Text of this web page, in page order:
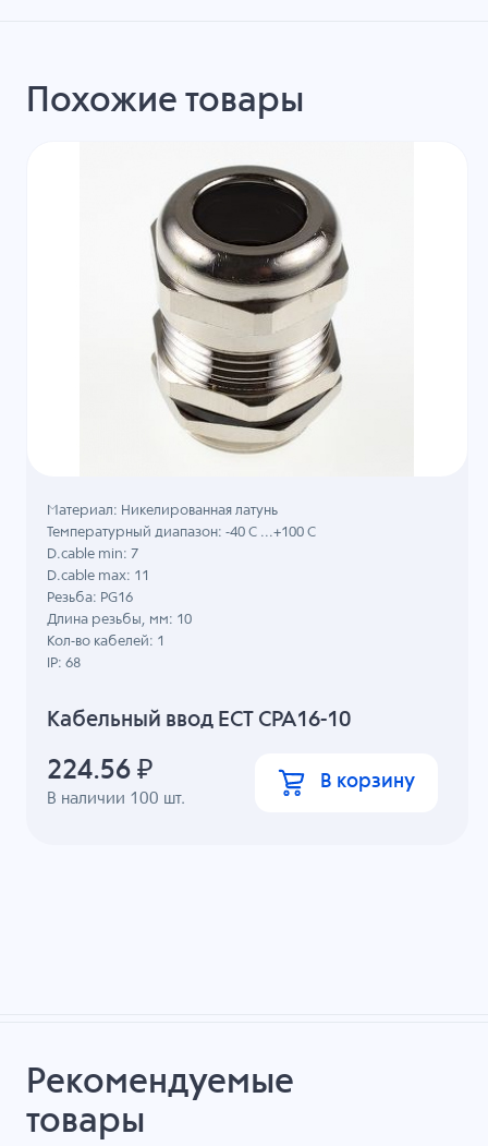
Похожие товары
Кабельный ввод ECT CPA16-10
В наличии 100 шт.
Материал: Никелированная латунь
Температурный диапазон: -40 C ...+100 C
D.cable min: 7
D.cable max: 11
Резьба: PG16
Длина резьбы, мм: 10
Кол-во кабелей: 1
IP: 68
224.56 ₽ В корзину
Рекомендуемые
товары